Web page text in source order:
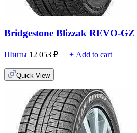
Bridgestone Blizzak REVO-GZ
Шины 12 053 ₽ + Add to cart
Quick View